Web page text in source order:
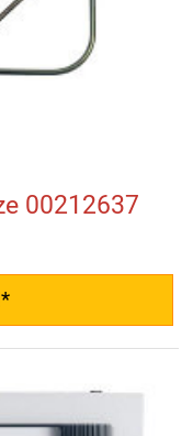
00212637